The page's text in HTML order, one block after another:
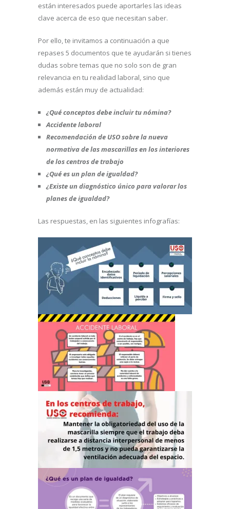
están interesados puede aportarles las ideas
clave acerca de eso que necesitan saber.
Por ello, te invitamos a continuación a que
repases 5 documentos que te ayudarán si tienes
dudas sobre temas que no solo son de gran
relevancia en tu realidad laboral, sino que
además están muy de actualidad:
¿Qué conceptos debe incluir tu nómina?
Accidente laboral
Recomendación de USO sobre la nueva
normativa de las mascarillas en los interiores
de los centros de trabajo
¿Qué es un plan de igualdad?
¿Existe un diagnóstico único para valorar los
planes de igualdad?
Las respuestas, en las siguientes infografías: